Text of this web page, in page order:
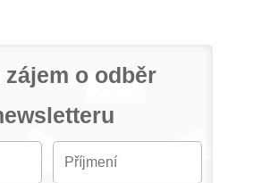
zájem o odběr